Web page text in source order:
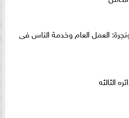
العمل العام وخدمة الناس فى
الثالثه